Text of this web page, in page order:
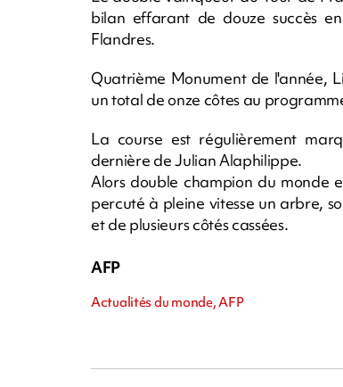
bilan effarant de douze succès
Flandres.
Quatrième Monument de l'année,
un total de onze côtes au
La course est régulièrement
dernière de Julian Alaphilippe.
Alors double champion du monde
percuté à pleine vitesse un arbre,
et de plusieurs côtés cassées.
AFP
Actualités du monde, AFP